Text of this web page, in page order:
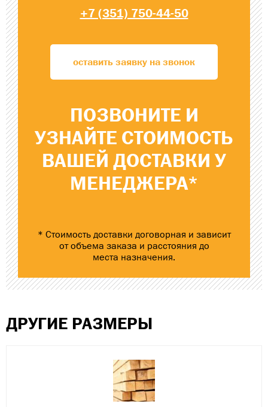
+7 (351) 750-44-50
оставить заявку на звонок
ПОЗВОНИТЕ И
УЗНАЙТЕ СТОИМОСТЬ
ВАШЕЙ ДОСТАВКИ У
МЕНЕДЖЕРА*
* Стоимость доставки договорная и зависит
от объема заказа и расстояния до
места назначения.
ДРУГИЕ РАЗМЕРЫ